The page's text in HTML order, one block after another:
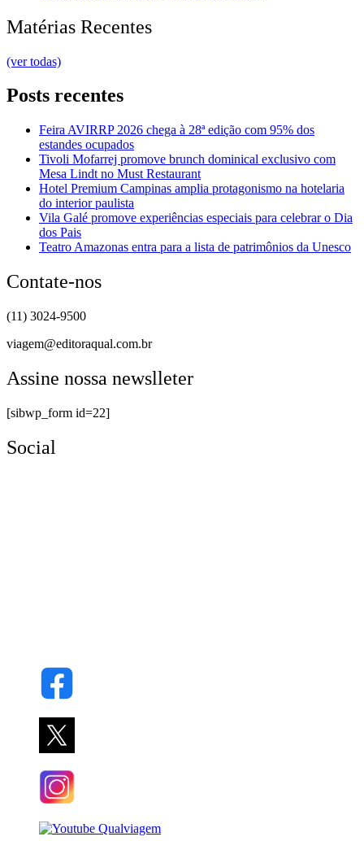
Matérias Recentes
(ver todas)
Posts recentes
Feira AVIRRP 2026 chega à 28ª edição com 95% dos
estandes ocupados
Tivoli Mofarrej promove brunch dominical exclusivo com
Mesa Lindt no Must Restaurant
Hotel Premium Campinas amplia protagonismo na hotelaria
do interior paulista
Vila Galé promove experiências especiais para celebrar o Dia
dos Pais
Teatro Amazonas entra para a lista de patrimônios da Unesco
Contate-nos
(11) 3024-9500
viagem@editoraqual.com.br
Assine nossa newslleter
[sibwp_form id=22]
Social